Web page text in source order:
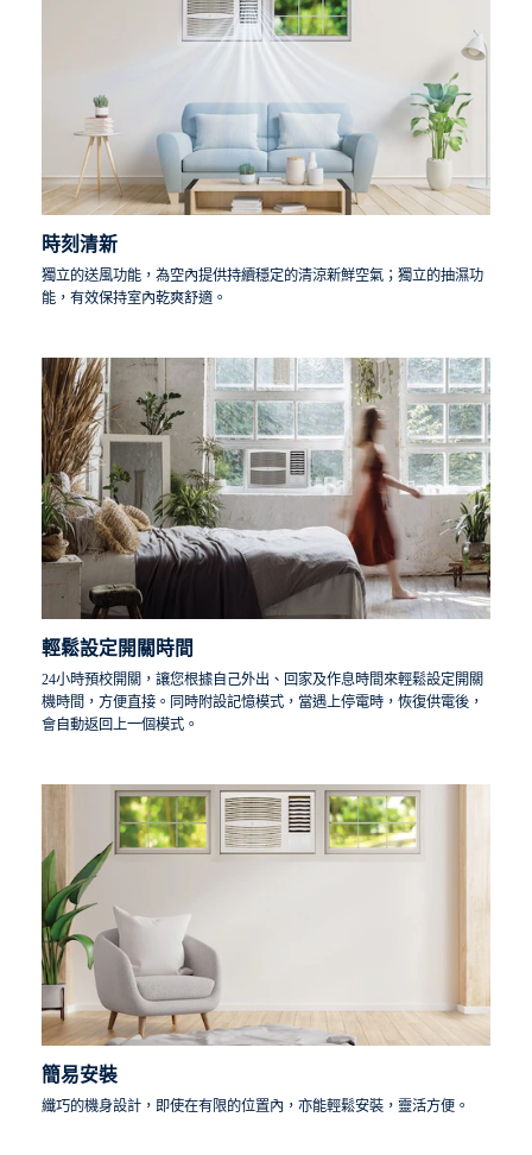
時刻清新
獨立的送風功能，為空內提供持續穩定的清涼新鮮空氣；獨立的抽濕功
能，有效保持室內乾爽舒適。
輕鬆設定開關時間
24小時預校開關，讓您根據自己外出、回家及作息時間來輕鬆設定開關
機時間，方便直接。同時附設記憶模式，當遇上停電時，恢復供電後，
會自動返回上一個模式。
簡易安裝
纖巧的機身設計，即使在有限的位置內，亦能輕鬆安裝，靈活方便。